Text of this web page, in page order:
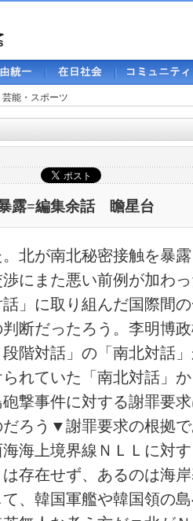
芸能・スポーツ
露=編集余話 瞻星台
北が南北秘密接触を暴
渉にまた悪い前例が加わ
」に取り組んだ国際間
断だったろう。李明博
階対話」の「南北対話
れていた「南北対話」
撃事件に対する謝罪要
ろう▼謝罪要求の根拠
海上境界線ＮＬＬに対
存在せず、あるのは海
、韓国軍艦や韓国領の